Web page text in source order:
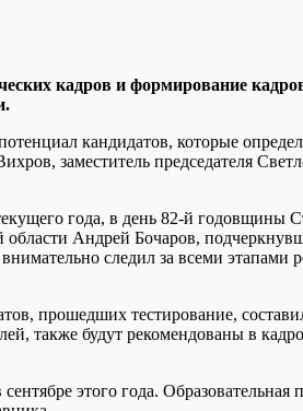
кадров и формирование
кандидатов, которые
заместитель председателя
года, в день 82-й годовщины
области Андрей Бочаров,
следил за всеми этапами
прошедших тестирование,
также будут рекомендованы в
этого года. Образовательная